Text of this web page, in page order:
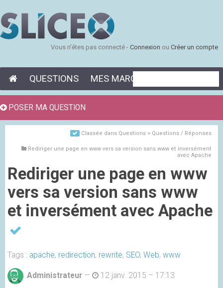
Vous n'êtes pas connecté - Connexion ou Créer un compte
QUESTIONS MES MARQUE-PAGES
Classée dans Questions > Questions / Réponses
Rediriger une page en www vers sa version sans www et inversément
avec Apache
Rediriger une page en www
vers sa version sans www
et inversément avec Apache
Tags : apache, redirection, rewrite, SEO, Web, www
Administrateur — 12 janv. 2015 – 17:13
POSER MA QUESTION